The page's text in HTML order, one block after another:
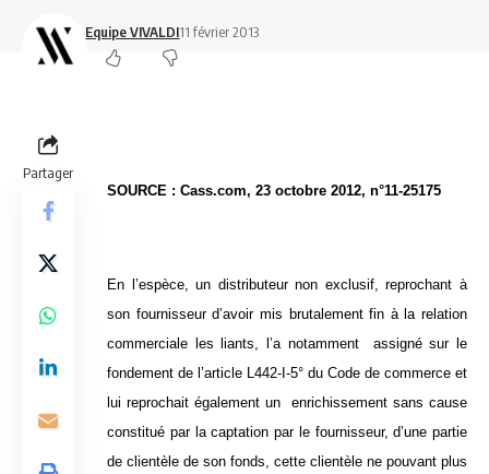
Equipe VIVALDI11 février 2013
Partager
SOURCE : Cass.com, 23 octobre 2012, n°11-25175
En l’espèce, un distributeur non exclusif, reprochant à
son fournisseur d’avoir mis brutalement fin à la relation
commerciale les liants, l’a notamment assigné sur le
fondement de l’article L442-I-5° du Code de commerce et
lui reprochait également un enrichissement sans cause
constitué par la captation par le fournisseur, d’une partie
de clientèle de son fonds, cette clientèle ne pouvant plus